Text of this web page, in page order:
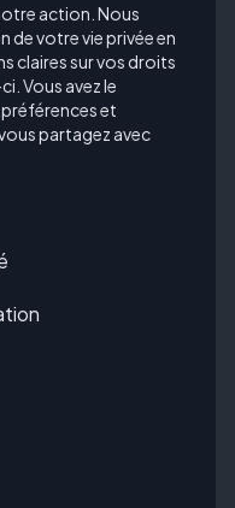
action. Nous
de votre vie privée en
claires sur vos droits
Vous avez le
et
partagez avec